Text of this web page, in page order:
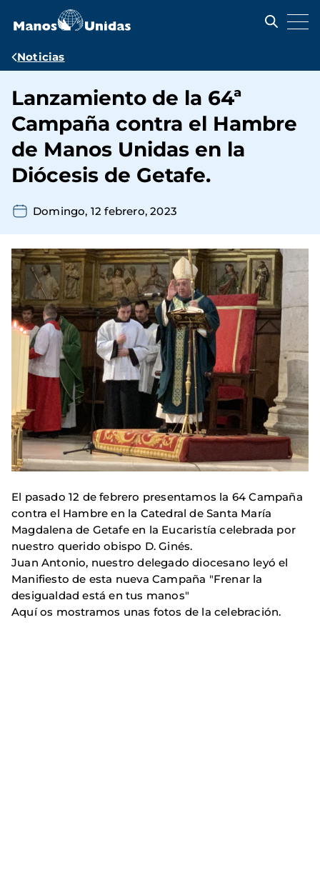
contenido
Ruta
navegación
Noticias
Lanzamiento de la 64ª
Campaña contra el Hambre
de Manos Unidas en la
Diócesis de Getafe.
Domingo, 12 febrero, 2023
El pasado 12 de febrero presentamos la 64 Campaña
contra el Hambre en la Catedral de Santa María
Magdalena de Getafe en la Eucaristía celebrada por
nuestro querido obispo D. Ginés.
Juan Antonio, nuestro delegado diocesano leyó el
Manifiesto de esta nueva Campaña "Frenar la
desigualdad está en tus manos"
Aquí os mostramos unas fotos de la celebración.